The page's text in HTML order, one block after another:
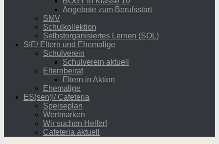
Angebote zum Berufsstart
SMV
Schulkollektion
Selbstorganisiertes Lernen (SOL)
SIE/ Eltern und Ehemalige
Schulverein
Schulverein aktuell
Elternbeirat
Eltern in Aktion
Ehemalige
ES(sen)!/ Cafeteria
Speiseplan
Wertmarken
Wir suchen Helfer!
Cafeteria aktuell